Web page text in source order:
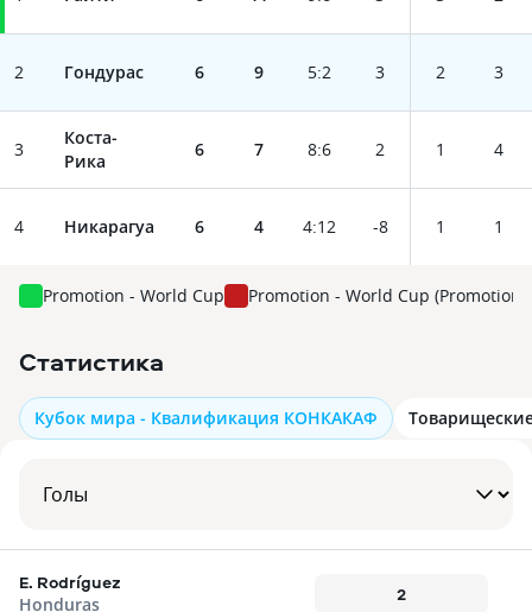
2 Гондурас 6 9 5:2 3 2 3
3
Коста-
Рика
6 7 8:6 2 1 4
4 Никарагуа 6 4 4:12 -8 1 1
Promotion - World Cup Promotion - World Cup (Promotion:
Статистика
Кубок мира - Квалификация КОНКАКАФ
E. Rodríguez
Honduras
2